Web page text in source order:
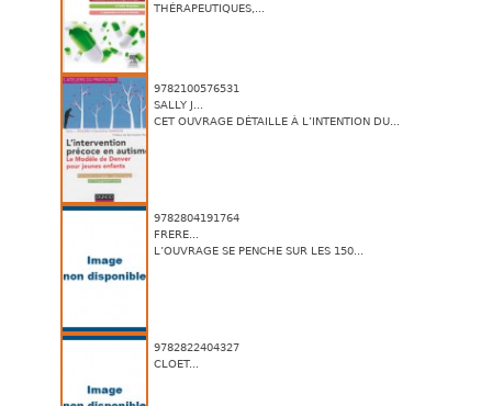
THÉRAPEUTIQUES,...
9782100576531
SALLY J...
CET OUVRAGE DÉTAILLE À L’INTENTION DU...
9782804191764
FRERE...
L’OUVRAGE SE PENCHE SUR LES 150...
9782822404327
CLOET...